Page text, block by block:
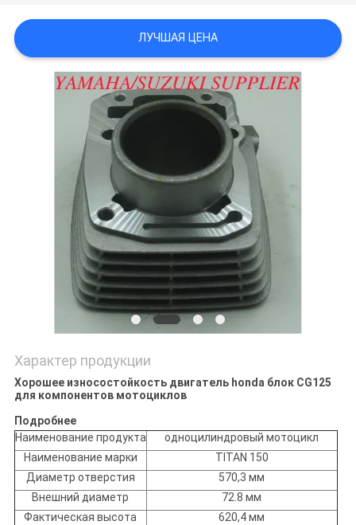
КАРТА
САЙТА
PRIVACY
ЛУЧШАЯ ЦЕНА
Характер продукции
Хорошее износостойкость двигатель honda блок CG125
для компонентов мотоциклов
Подробнее
Наименование продукта
одноцилиндровый мотоцикл
Наименование марки
TITAN 150
Диаметр отверстия
570,3 мм
Внешний диаметр
72.8 мм
Фактическая высота
620,4 мм